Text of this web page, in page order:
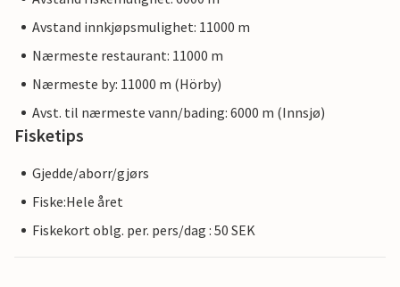
Avstand innkjøpsmulighet: 11000 m
Nærmeste restaurant: 11000 m
Nærmeste by: 11000 m (Hörby)
Avst. til nærmeste vann/bading: 6000 m (Innsjø)
Fisketips
Gjedde/aborr/gjørs
Fiske:Hele året
Fiskekort oblg. per. pers/dag : 50 SEK